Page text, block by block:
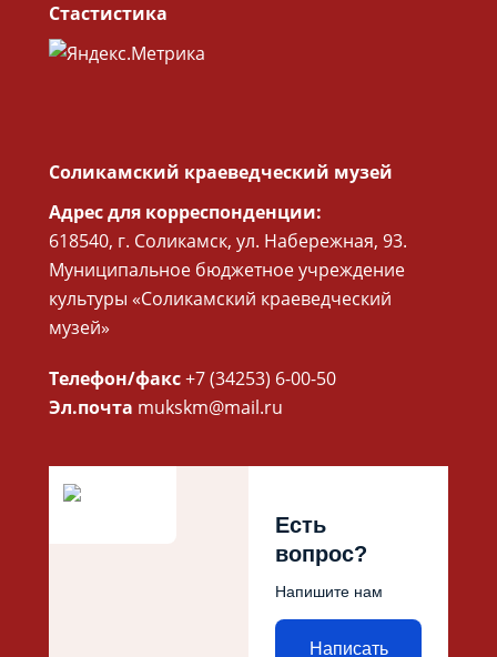
Стастистика
Соликамский краеведческий музей
Адрес для корреспонденции:
618540, г. Соликамск, ул. Набережная, 93.
Муниципальное бюджетное учреждение
культуры «Соликамский краеведческий
музей»
Телефон/факс+7 (34253) 6-00-50
Эл.почта mukskm@mail.ru
Есть
вопрос?
Напишите нам
Написать